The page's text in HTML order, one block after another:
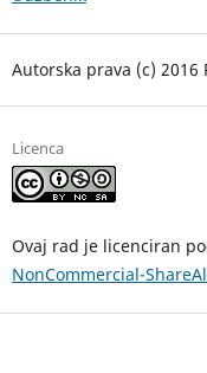
Autorska prava (c)
Licenca
Ovaj rad je licenciran
NonCommercial-